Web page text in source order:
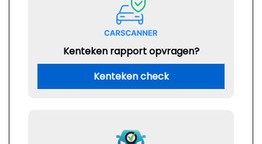
Kenteken rapport opvragen?
Kenteken check